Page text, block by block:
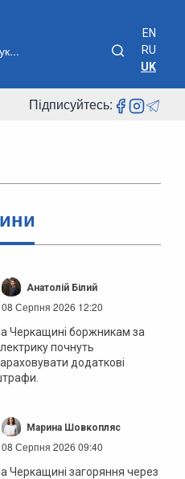
EN
RU
UK
Підписуйтесь:
Анатолій Білий
08 Серпня 2026 12:20
Черкащині боржникам за
почнуть
додаткові
Марина Шовкопляс
08 Серпня 2026 09:40
Черкащині загоряння через